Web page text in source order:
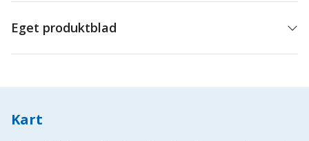
Eget produktblad
Kart